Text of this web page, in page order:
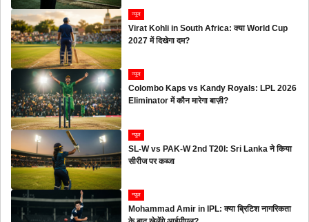
न्यूज
Virat Kohli in South Africa: क्या World Cup
2027 में दिखेगा दम?
न्यूज
Colombo Kaps vs Kandy Royals: LPL 2026
Eliminator में कौन मारेगा बाज़ी?
न्यूज
SL-W vs PAK-W 2nd T20I: Sri Lanka ने किया
सीरीज पर कब्जा
न्यूज
Mohammad Amir in IPL: क्या ब्रिटिश नागरिकता